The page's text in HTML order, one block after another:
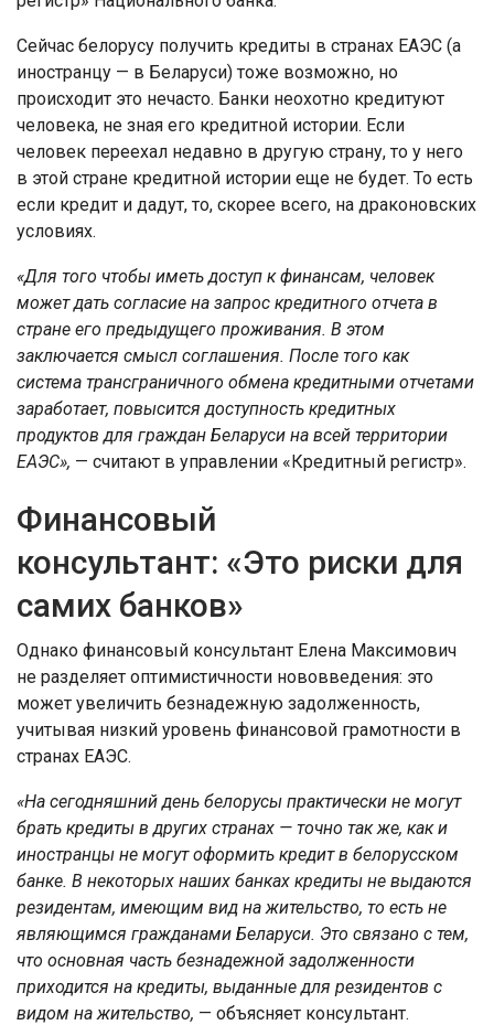
Сейчас белорусу получить кредиты в странах ЕАЭС (а
иностранцу — в Беларуси) тоже возможно, но
происходит это нечасто. Банки неохотно кредитуют
человека, не зная его кредитной истории. Если
человек переехал недавно в другую страну, то у него
в этой стране кредитной истории еще не будет. То есть
если кредит и дадут, то, скорее всего, на драконовских
условиях.
«Для того чтобы иметь доступ к финансам, человек
может дать согласие на запрос кредитного отчета в
стране его предыдущего проживания. В этом
заключается смысл соглашения. После того как
система трансграничного обмена кредитными отчетами
заработает, повысится доступность кредитных
продуктов для граждан Беларуси на всей территории
ЕАЭС», — считают в управлении «Кредитный регистр».
Финансовый
консультант: «Это риски для
самих банков»
Однако финансовый консультант Елена Максимович
не разделяет оптимистичности нововведения: это
может увеличить безнадежную задолженность,
учитывая низкий уровень финансовой грамотности в
странах ЕАЭС.
«На сегодняшний день белорусы практически не могут
брать кредиты в других странах — точно так же, как и
иностранцы не могут оформить кредит в белорусском
банке. В некоторых наших банках кредиты не выдаются
резидентам, имеющим вид на жительство, то есть не
являющимся гражданами Беларуси. Это связано с тем,
что основная часть безнадежной задолженности
приходится на кредиты, выданные для резидентов с
видом на жительство, — объясняет консультант.